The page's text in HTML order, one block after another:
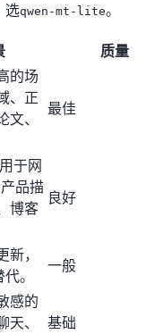
选qwen-mt-lite。
质量
的场
、正
、
最佳
于网
品描
博客
良好
，
。
一般
感的
、
基础